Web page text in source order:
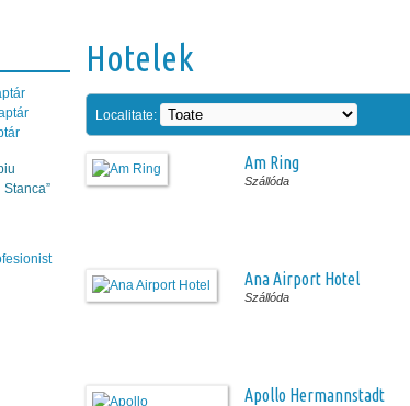
Hotelek
Localitate:
Am Ring
Szállóda
Ana Airport Hotel
Szállóda
Apollo Hermannstadt